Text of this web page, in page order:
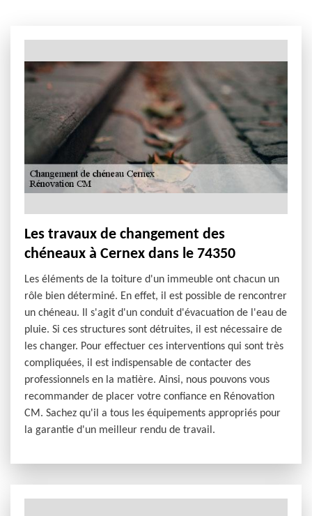
Les travaux de changement des
chéneaux à Cernex dans le 74350
Les éléments de la toiture d'un immeuble ont chacun un
rôle bien déterminé. En effet, il est possible de rencontrer
un chéneau. Il s'agit d'un conduit d'évacuation de l'eau de
pluie. Si ces structures sont détruites, il est nécessaire de
les changer. Pour effectuer ces interventions qui sont très
compliquées, il est indispensable de contacter des
professionnels en la matière. Ainsi, nous pouvons vous
recommander de placer votre confiance en Rénovation
CM. Sachez qu'il a tous les équipements appropriés pour
la garantie d'un meilleur rendu de travail.